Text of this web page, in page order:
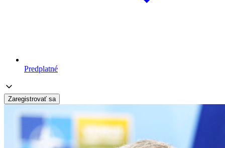
Predplatné
Zaregistrovať sa